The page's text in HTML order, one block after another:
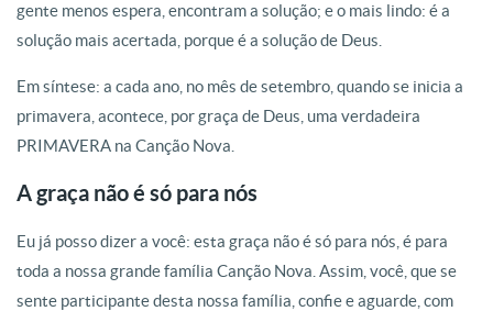
gente menos espera, encontram a solução; e o mais lindo: é a
solução mais acertada, porque é a solução de Deus.
Em síntese: a cada ano, no mês de setembro, quando se inicia a
primavera, acontece, por graça de Deus, uma verdadeira
PRIMAVERA na Canção Nova.
A graça não é só para nós
Eu já posso dizer a você: esta graça não é só para nós, é para
toda a nossa grande família Canção Nova. Assim, você, que se
sente participante desta nossa família, confie e aguarde, com